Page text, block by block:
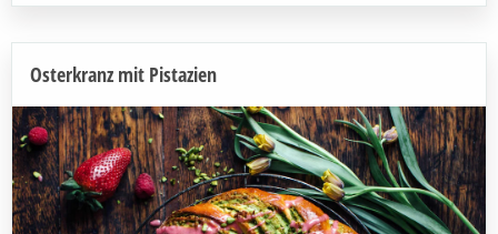
Osterkranz mit Pistazien